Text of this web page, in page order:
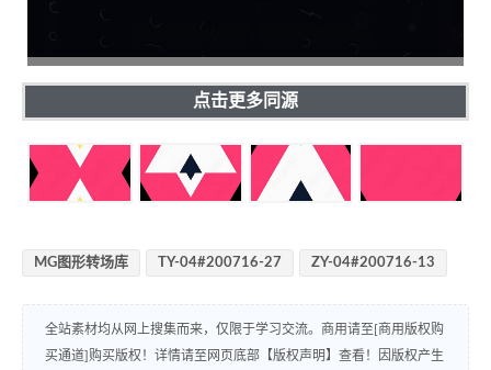
点击更多同源
MG图形转场库 TY-04#200716-27 ZY-04#200716-13
全站素材均从网上搜集而来，仅限于学习交流。商用请至[商用版权购
买通道]购买版权！详情请至网页底部【版权声明】查看！因版权产生